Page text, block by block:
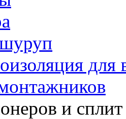
для
и